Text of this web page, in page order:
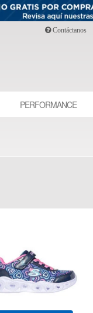
Contáctanos
PERFORMANCE